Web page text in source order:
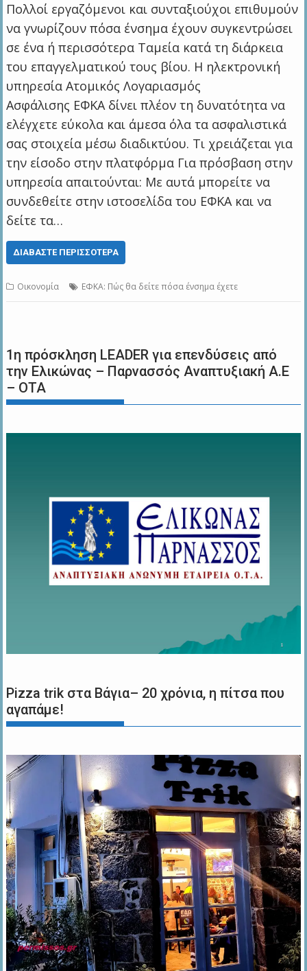
Πολλοί εργαζόμενοι και συνταξιούχοι επιθυμούν
να γνωρίζουν πόσα ένσημα έχουν συγκεντρώσει
σε ένα ή περισσότερα Ταμεία κατά τη διάρκεια
του επαγγελματικού τους βίου. Η ηλεκτρονική
υπηρεσία Ατομικός Λογαριασμός
Ασφάλισης ΕΦΚΑ δίνει πλέον τη δυνατότητα να
ελέγχετε εύκολα και άμεσα όλα τα ασφαλιστικά
σας στοιχεία μέσω διαδικτύου. Τι χρειάζεται για
την είσοδο στην πλατφόρμα Για πρόσβαση στην
υπηρεσία απαιτούνται: Με αυτά μπορείτε να
συνδεθείτε στην ιστοσελίδα του ΕΦΚΑ και να
δείτε τα…
ΔΙΑΒΆΣΤΕ ΠΕΡΙΣΣΌΤΕΡΑ
Οικονομία ΕΦΚΑ: Πώς θα δείτε πόσα ένσημα έχετε
1η πρόσκληση LEADER για επενδύσεις από
την Ελικώνας – Παρνασσός Αναπτυξιακή Α.Ε
– ΟΤΑ
Pizza trik στα Βάγια– 20 χρόνια, η πίτσα που
αγαπάμε!